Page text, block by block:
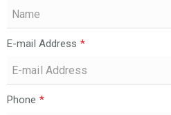
E-mail Address *
Phone *